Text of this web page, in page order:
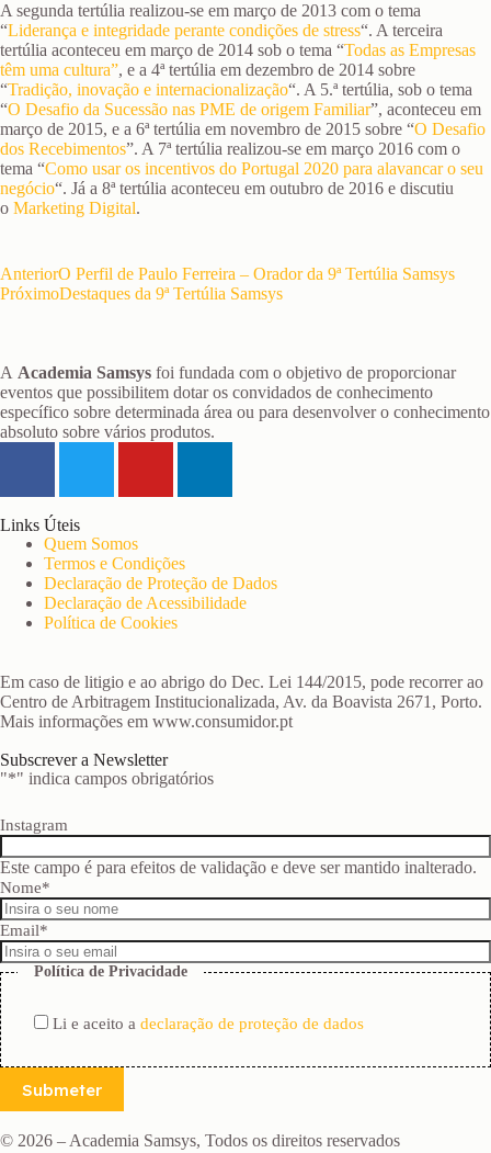
A segunda tertúlia realizou-se em março de 2013 com o tema
“Liderança e integridade perante condições de stress“. A terceira
tertúlia aconteceu em março de 2014 sob o tema “Todas as Empresas
têm uma cultura”, e a 4ª tertúlia em dezembro de 2014 sobre
“Tradição, inovação e internacionalização“. A 5.ª tertúlia, sob o tema
“O Desafio da Sucessão nas PME de origem Familiar”, aconteceu em
março de 2015, e a 6ª tertúlia em novembro de 2015 sobre “O Desafio
dos Recebimentos”. A 7ª tertúlia realizou-se em março 2016 com o
tema “Como usar os incentivos do Portugal 2020 para alavancar o seu
negócio“. Já a 8ª tertúlia aconteceu em outubro de 2016 e discutiu
o Marketing Digital.
AnteriorO Perfil de Paulo Ferreira – Orador da 9ª Tertúlia Samsys
PróximoDestaques da 9ª Tertúlia Samsys
A Academia Samsys foi fundada com o objetivo de proporcionar
eventos que possibilitem dotar os convidados de conhecimento
específico sobre determinada área ou para desenvolver o conhecimento
absoluto sobre vários produtos.
Links Úteis
Quem Somos
Termos e Condições
Declaração de Proteção de Dados
Declaração de Acessibilidade
Política de Cookies
Em caso de litigio e ao abrigo do Dec. Lei 144/2015, pode recorrer ao
Centro de Arbitragem Institucionalizada, Av. da Boavista 2671, Porto.
Mais informações em www.consumidor.pt
Subscrever a Newsletter
"*" indica campos obrigatórios
Instagram
Este campo é para efeitos de validação e deve ser mantido inalterado.
Nome*
Email*
Política de Privacidade
Li e aceito a declaração de proteção de dados
Submeter
© 2026 – Academia Samsys, Todos os direitos reservados